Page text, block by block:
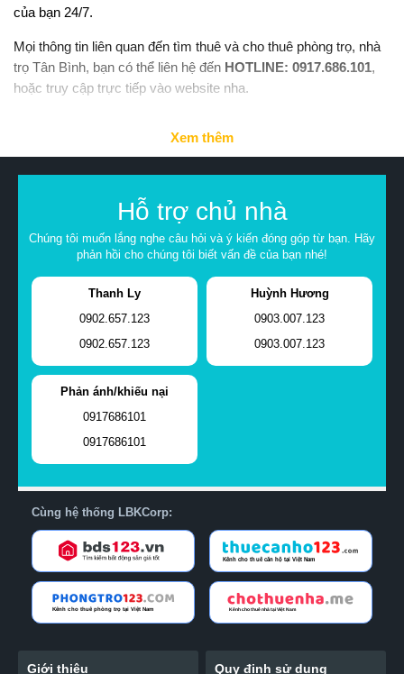
của bạn 24/7.
Mọi thông tin liên quan đến tìm thuê và cho thuê phòng trọ, nhà
trọ Tân Bình, bạn có thể liên hệ đến HOTLINE: 0917.686.101,
hoặc truy cập trực tiếp vào website nha.
Xem thêm
Hỗ trợ chủ nhà
Chúng tôi muốn lắng nghe câu hỏi và ý kiến đóng góp từ bạn. Hãy
phản hồi cho chúng tôi biết vấn đề của bạn nhé!
Thanh Ly
0902.657.123
0902.657.123
Huỳnh Hương
0903.007.123
0903.007.123
Phản ánh/khiếu nại
0917686101
0917686101
Cùng hệ thống LBKCorp:
Giới thiệu Quy định sử dụng